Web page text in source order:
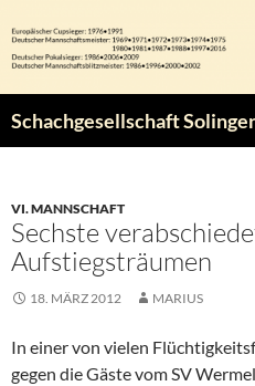
Inhalt
springen
Schachgesellschaft
VI. MANNSCHAFT
Sechste
Aufstiegsträumen
18. MÄRZ 2012 MARIUS
In einer von vielen
gegen die Gäste vom SV